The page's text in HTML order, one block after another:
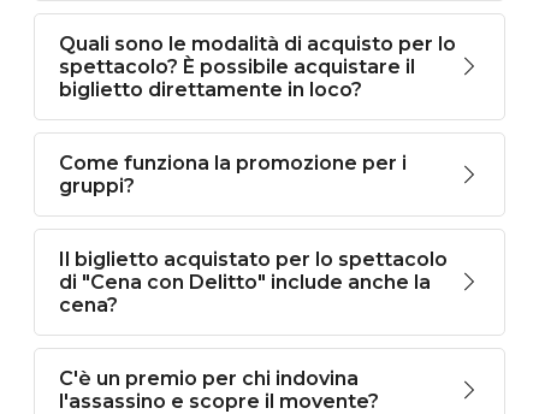
Quali sono le modalità di acquisto per lo
spettacolo? È possibile acquistare il
biglietto direttamente in loco?
Come funziona la promozione per i
gruppi?
Il biglietto acquistato per lo spettacolo
di "Cena con Delitto" include anche la
cena?
C'è un premio per chi indovina
l'assassino e scopre il movente?